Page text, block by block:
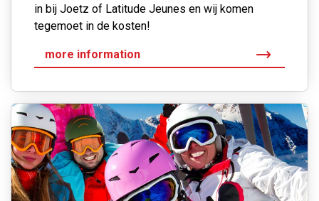
in bij Joetz of Latitude Jeunes en wij komen
tegemoet in de kosten!
more information